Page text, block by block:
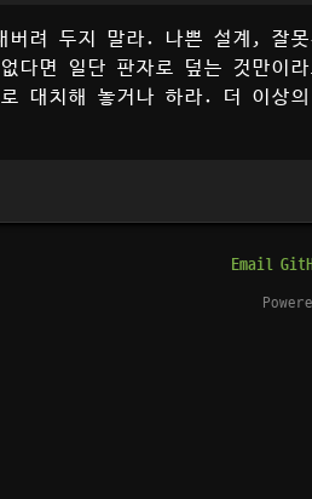
버려 두지 말라. 나쁜 설계, 잘
다면 일단 판자로 덮는 것만이
대치해 놓거나 하라. 더 이상
Email